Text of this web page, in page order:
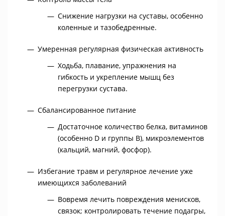
Снижение нагрузки на суставы, особенно
коленные и тазобедренные.
Умеренная регулярная физическая активность
Ходьба, плавание, упражнения на
гибкость и укрепление мышц без
перегрузки сустава.
Сбалансированное питание
Достаточное количество белка, витаминов
(особенно D и группы B), микроэлементов
(кальций, магний, фосфор).
Избегание травм и регулярное лечение уже
имеющихся заболеваний
Вовремя лечить повреждения менисков,
связок; контролировать течение подагры,